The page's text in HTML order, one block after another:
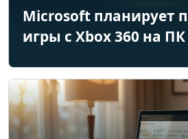
Microsoft планирует
игры с Xbox 360 на ПК